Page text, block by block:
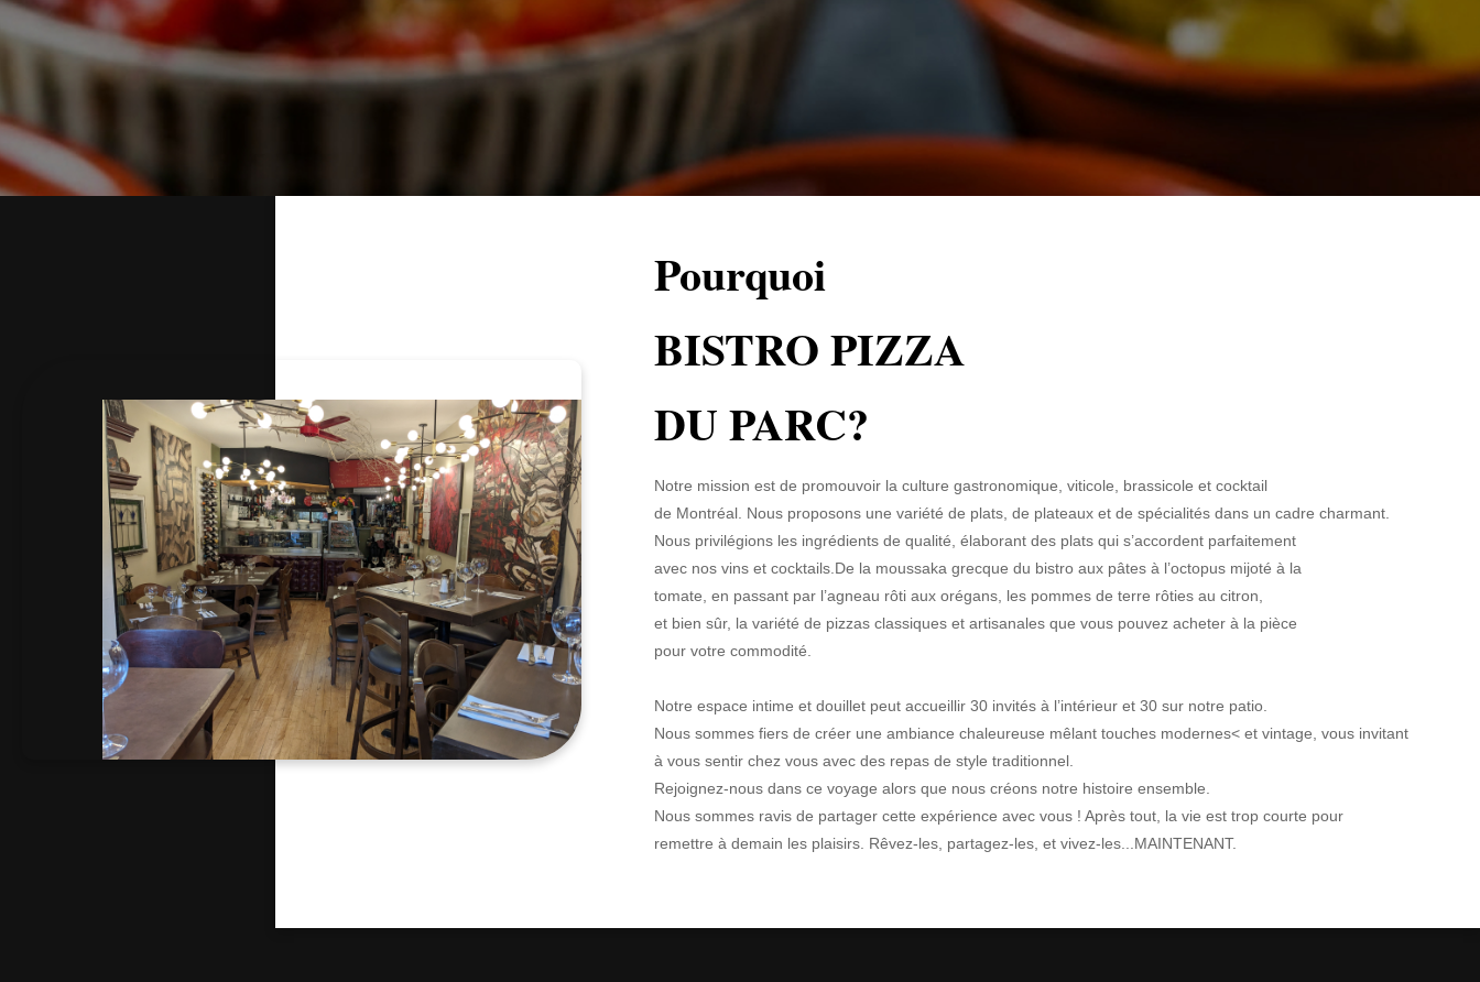
Pourquoi
BISTRO PIZZA
DU PARC?
Notre mission est de promouvoir la culture gastronomique, viticole, brassicole et cocktail
de Montréal. Nous proposons une variété de plats, de plateaux et de spécialités dans un cadre charmant.
Nous privilégions les ingrédients de qualité, élaborant des plats qui s’accordent parfaitement
avec nos vins et cocktails.De la moussaka grecque du bistro aux pâtes à l’octopus mijoté à la
tomate, en passant par l’agneau rôti aux orégans, les pommes de terre rôties au citron,
et bien sûr, la variété de pizzas classiques et artisanales que vous pouvez acheter à la pièce
pour votre commodité.
Notre espace intime et douillet peut accueillir 30 invités à l’intérieur et 30 sur notre patio.
Nous sommes fiers de créer une ambiance chaleureuse mêlant touches modernes< et vintage, vous invitant
à vous sentir chez vous avec des repas de style traditionnel.
Rejoignez-nous dans ce voyage alors que nous créons notre histoire ensemble.
Nous sommes ravis de partager cette expérience avec vous ! Après tout, la vie est trop courte pour
remettre à demain les plaisirs. Rêvez-les, partagez-les, et vivez-les...MAINTENANT.